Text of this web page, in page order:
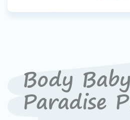
Body
Paradise